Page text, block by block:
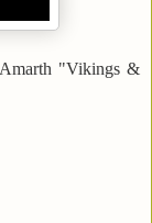
"Vikings &